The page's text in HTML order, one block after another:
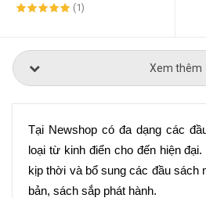
(1)
Xem thêm
Tại Newshop có đa dạng các
loại từ kinh điển cho đến hiện
kịp thời và bổ sung các đầu sách
bản, sách sắp phát hành.